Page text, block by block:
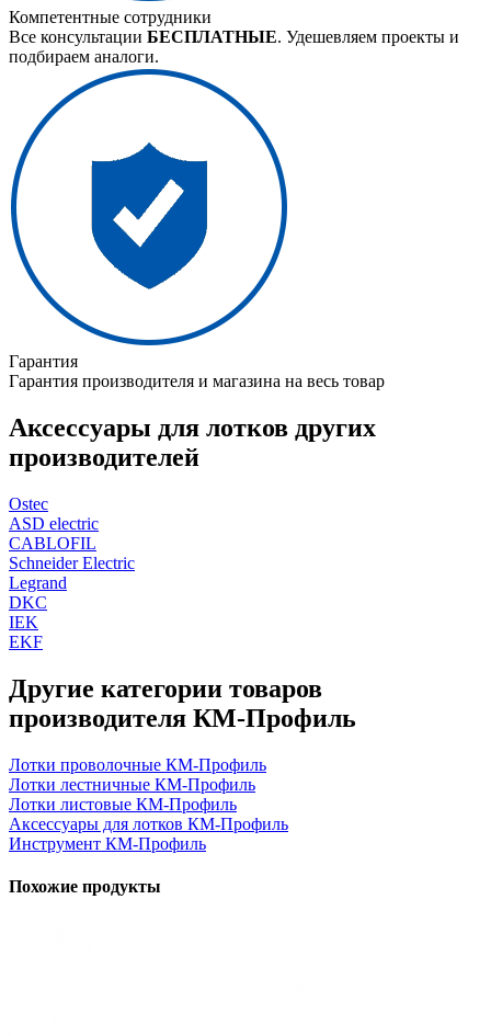
Компетентные сотрудники
Все консультации БЕСПЛАТНЫЕ. Удешевляем проекты и
подбираем аналоги.
Гарантия
Гарантия производителя и магазина на весь товар
Аксессуары для лотков других
производителей
Ostec
ASD electric
CABLOFIL
Schneider Electric
Legrand
DKC
IEK
EKF
Другие категории товаров
производителя КМ-Профиль
Лотки проволочные КМ-Профиль
Лотки лестничные КМ-Профиль
Лотки листовые КМ-Профиль
Аксессуары для лотков КМ-Профиль
Инструмент КМ-Профиль
Похожие продукты